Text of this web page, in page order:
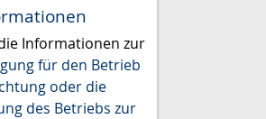
Informationen zur
für den Betrieb
oder die
des Betriebs zur